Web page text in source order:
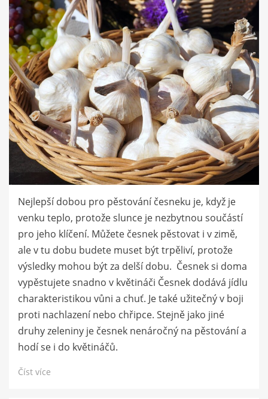
Nejlepší dobou pro pěstování česneku je, když je
venku teplo, protože slunce je nezbytnou součástí
pro jeho klíčení. Můžete česnek pěstovat i v zimě,
ale v tu dobu budete muset být trpěliví, protože
výsledky mohou být za delší dobu. Česnek si doma
vypěstujete snadno v květináči Česnek dodává jídlu
charakteristikou vůni a chuť. Je také užitečný v boji
proti nachlazení nebo chřipce. Stejně jako jiné
druhy zeleniny je česnek nenáročný na pěstování a
hodí se i do květináčů.
Číst více